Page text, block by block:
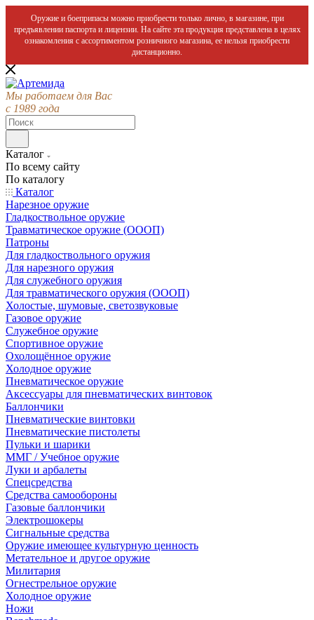
Оружие и боеприпасы можно приобрести только лично, в магазине, при
предъявлении паспорта и лицензии. На сайте эта продукция представлена в целях
ознакомления с ассортиментом розничного магазина, ее нельзя приобрести
дистанционно.
Мы работаем для Вас
с 1989 года
Каталог
По всему сайту
По каталогу
Каталог
Нарезное оружие
Гладкоствольное оружие
Травматическое оружие (ОООП)
Патроны
Для гладкоствольного оружия
Для нарезного оружия
Для служебного оружия
Для травматического оружия (ОООП)
Холостые, шумовые, светозвуковые
Газовое оружие
Служебное оружие
Спортивное оружие
Охолощённое оружие
Холодное оружие
Пневматическое оружие
Аксессуары для пневматических винтовок
Баллончики
Пневматические винтовки
Пневматические пистолеты
Пульки и шарики
ММГ / Учебное оружие
Луки и арбалеты
Спецсредства
Средства самообороны
Газовые баллончики
Электрошокеры
Сигнальные средства
Оружие имеющее культурную ценность
Метательное и другое оружие
Милитария
Огнестрельное оружие
Холодное оружие
Ножи